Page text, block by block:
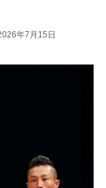
年7月15日